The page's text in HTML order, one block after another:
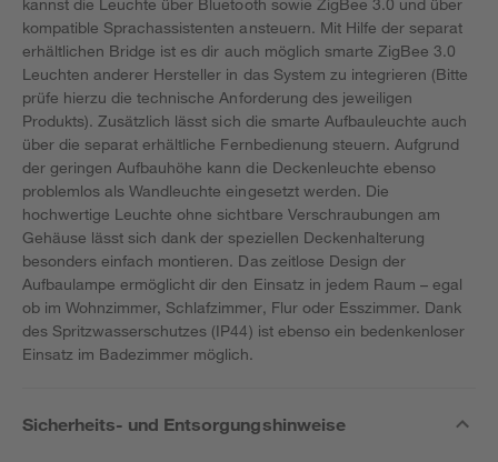
kannst die Leuchte über Bluetooth sowie ZigBee 3.0 und über
kompatible Sprachassistenten ansteuern. Mit Hilfe der separat
erhältlichen Bridge ist es dir auch möglich smarte ZigBee 3.0
Leuchten anderer Hersteller in das System zu integrieren (Bitte
prüfe hierzu die technische Anforderung des jeweiligen
Produkts). Zusätzlich lässt sich die smarte Aufbauleuchte auch
über die separat erhältliche Fernbedienung steuern. Aufgrund
der geringen Aufbauhöhe kann die Deckenleuchte ebenso
problemlos als Wandleuchte eingesetzt werden. Die
hochwertige Leuchte ohne sichtbare Verschraubungen am
Gehäuse lässt sich dank der speziellen Deckenhalterung
besonders einfach montieren. Das zeitlose Design der
Aufbaulampe ermöglicht dir den Einsatz in jedem Raum – egal
ob im Wohnzimmer, Schlafzimmer, Flur oder Esszimmer. Dank
des Spritzwasserschutzes (IP44) ist ebenso ein bedenkenloser
Einsatz im Badezimmer möglich.
Sicherheits- und Entsorgungshinweise